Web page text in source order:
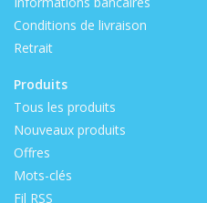
Conditions de livraison
Retrait
Produits
Tous les produits
Nouveaux produits
Offres
Mots-clés
Fil RSS